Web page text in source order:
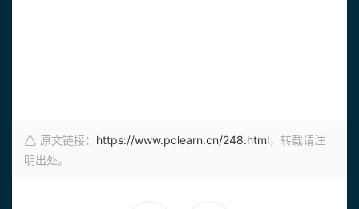
原文链接： https://www.pclearn.cn/248.html，转载请注
明出处。